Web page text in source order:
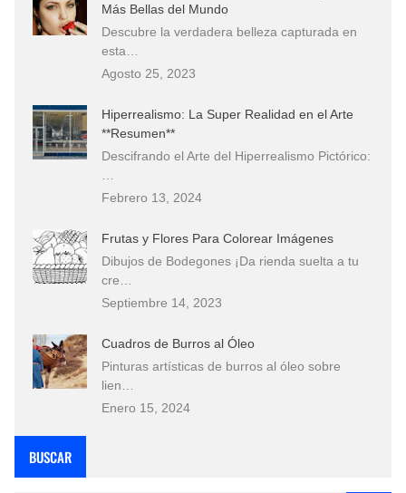
Más Bellas del Mundo
Descubre la verdadera belleza capturada en
esta…
Agosto 25, 2023
Hiperrealismo: La Super Realidad en el Arte
**Resumen**
Descifrando el Arte del Hiperrealismo Pictórico:
Febrero 13, 2024
Frutas y Flores Para Colorear Imágenes
Dibujos de Bodegones ¡Da rienda suelta a tu
cre…
Septiembre 14, 2023
Cuadros de Burros al Óleo
Pinturas artísticas de burros al óleo sobre
lien…
Enero 15, 2024
BUSCAR